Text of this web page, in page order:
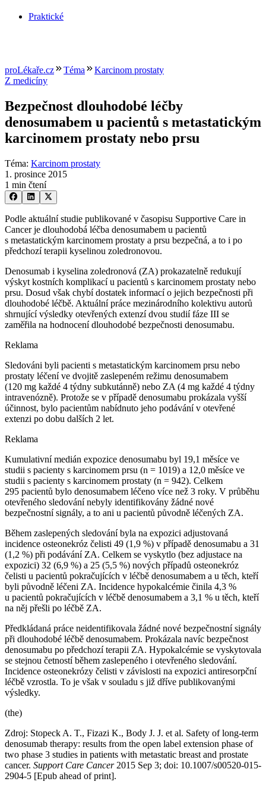
Praktické
proLékaře.cz Téma
Karcinom prostaty
Z medicíny
Bezpečnost dlouhodobé léčby
denosumabem u pacientů s metastatickým
karcinomem prostaty nebo prsu
Téma: Karcinom prostaty
1. prosince 2015
1 min čtení
Podle aktuální studie publikované v časopisu Supportive Care in
Cancer je dlouhodobá léčba denosumabem u pacientů
s metastatickým karcinomem prostaty a prsu bezpečná, a to i po
předchozí terapii kyselinou zoledronovou.
Denosumab i kyselina zoledronová (ZA) prokazatelně redukují
výskyt kostních komplikací u pacientů s karcinomem prostaty nebo
prsu. Dosud však chybí dostatek informací o jejich bezpečnosti při
dlouhodobé léčbě. Aktuální práce mezinárodního kolektivu autorů
shrnující výsledky otevřených extenzí dvou studií fáze III se
zaměřila na hodnocení dlouhodobé bezpečnosti denosumabu.
Reklama
Sledováni byli pacienti s metastatickým karcinomem prsu nebo
prostaty léčení ve dvojitě zaslepeném režimu denosumabem
(120 mg každé 4 týdny subkutánně) nebo ZA (4 mg každé 4 týdny
intravenózně). Protože se v případě denosumabu prokázala vyšší
účinnost, bylo pacientům nabídnuto jeho podávání v otevřené
extenzi po dobu dalších 2 let.
Reklama
Kumulativní medián expozice denosumabu byl 19,1 měsíce ve
studii s pacienty s karcinomem prsu (n = 1019) a 12,0 měsíce ve
studii s pacienty s karcinomem prostaty (n = 942). Celkem
295 pacientů bylo denosumabem léčeno více než 3 roky. V průběhu
otevřeného sledování nebyly identifikovány žádné nové
bezpečnostní signály, a to ani u pacientů původně léčených ZA.
Během zaslepených sledování byla na expozici adjustovaná
incidence osteonekróz čelisti 49 (1,9 %) v případě denosumabu a 31
(1,2 %) při podávání ZA. Celkem se vyskytlo (bez adjustace na
expozici) 32 (6,9 %) a 25 (5,5 %) nových případů osteonekróz
čelisti u pacientů pokračujících v léčbě denosumabem a u těch, kteří
byli původně léčeni ZA. Incidence hypokalcémie činila 4,3 %
u pacientů pokračujících v léčbě denosumabem a 3,1 % u těch, kteří
na něj přešli po léčbě ZA.
Předkládaná práce neidentifikovala žádné nové bezpečnostní signály
při dlouhodobé léčbě denosumabem. Prokázala navíc bezpečnost
denosumabu po předchozí terapii ZA. Hypokalcémie se vyskytovala
se stejnou četností během zaslepeného i otevřeného sledování.
Incidence osteonekrózy čelisti v závislosti na expozici antiresorpční
léčbě vzrostla. To je však v souladu s již dříve publikovanými
výsledky.
(the)
Zdroj: Stopeck A. T., Fizazi K., Body J. J. et al. Safety of long-term
denosumab therapy: results from the open label extension phase of
two phase 3 studies in patients with metastatic breast and prostate
cancer. Support Care Cancer2015 Sep 3; doi: 10.1007/s00520-015-
2904-5 [Epub ahead of print].